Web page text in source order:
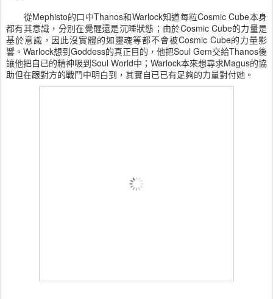
從Mephisto的口中Thanos和Warlock知道每粒Cosmic Cube本身
都有其意識，分別在覺醒還是沉睡狀態；由於Cosmic Cube的力量是
基於意識，因此沒實體的如靈魂等都不會被Cosmic Cube的力量影
響。Warlock想到Goddess的真正目的，他把Soul Gem交給Thanos後
讓他把自已的精神吸到Soul World中；Warlock本來想尋求Magus的協
助但在跟對方的戰鬥中明白到，其實自已已有足夠的力量對付她。